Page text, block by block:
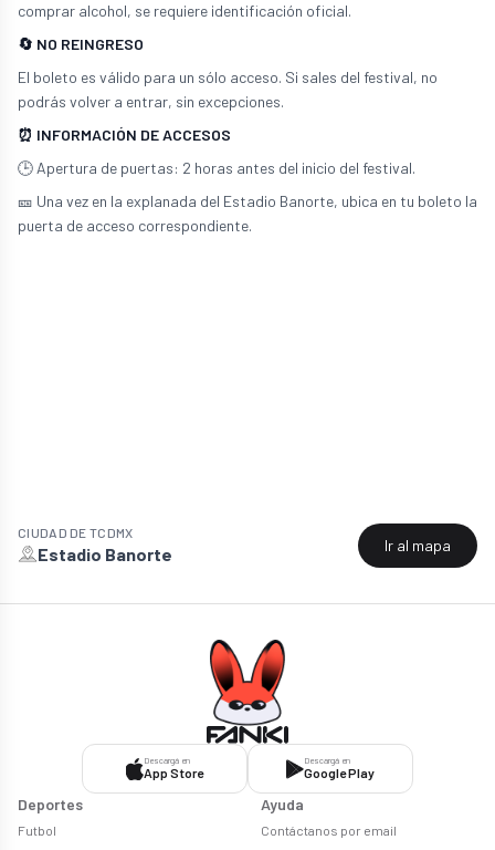
comprar alcohol, se requiere identificación oficial.
🔄 NO REINGRESO
El boleto es válido para un sólo acceso. Si sales del festival, no
podrás volver a entrar, sin excepciones.
⏰ INFORMACIÓN DE ACCESOS
🕒 Apertura de puertas: 2 horas antes del inicio del festival.
🎫 Una vez en la explanada del Estadio Banorte, ubica en tu boleto la
puerta de acceso correspondiente.
CIUDAD DE TCDMX
Estadio Banorte Ir al mapa
Descargá en
App Store
Descargá en
Google Play
Deportes
Futbol
Ayuda
Contáctanos por email